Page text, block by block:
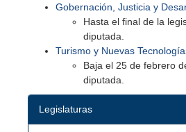
Gobernación, Justicia y
Hasta el final de la
diputada.
Turismo y Nuevas
Baja el 25 de febrero
diputada.
Legislaturas